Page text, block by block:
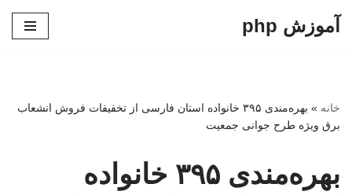
آموزش php
خانه »
بهره‌مندی ۳۹۵ خانواده استان فارسی از تخفیفات فروش انشعاب
برق ویژه طرح جوانی جمعیت
بهره‌مندی ۳۹۵ خانواده